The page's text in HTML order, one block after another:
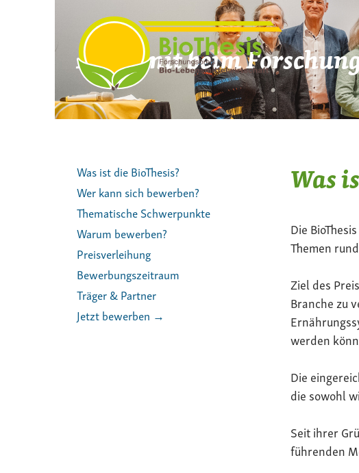
Mach mit beim
Was
Die
Themen
Ziel des
Branche zu
werden
Die
die sowohl
Seit ihrer
führenden
Was ist die BioThesis?
Wer kann sich bewerben?
Thematische Schwerpunkte
Warum bewerben?
Preisverleihung
Bewerbungszeitraum
Träger & Partner
Jetzt bewerben →